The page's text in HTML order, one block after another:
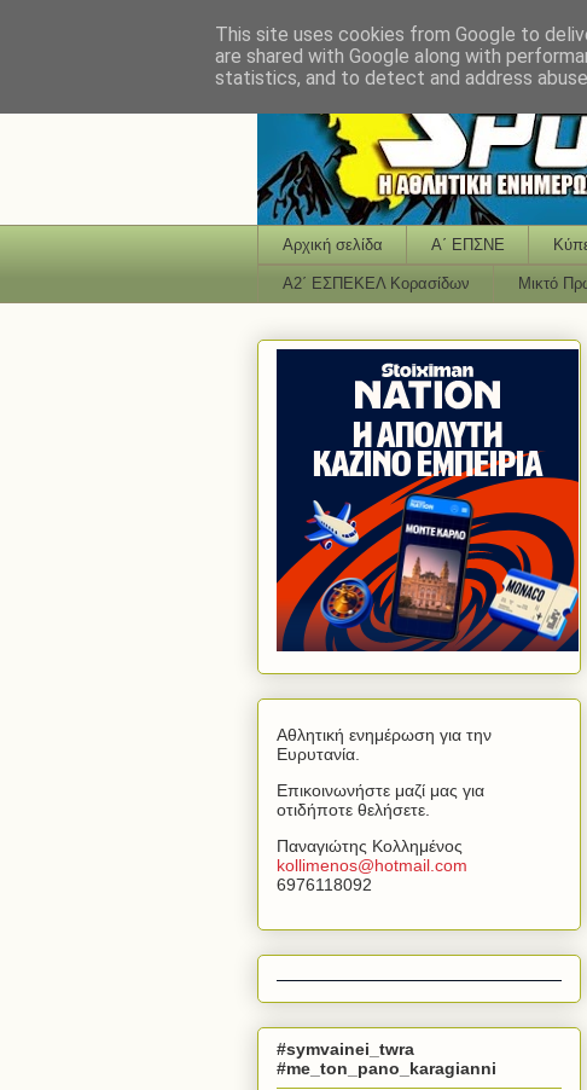
Αρχική σελίδα Α΄ ΕΠΣΝΕ
Α2΄ ΕΣΠΕΚΕΛ Κορασίδων Μικτό
Αθλητική ενημέρωση για την
Ευρυτανία.
Επικοινωνήστε μαζί μας για
οτιδήποτε θελήσετε.
Παναγιώτης Κολλημένος
kollimenos@hotmail com
6976118092
#symvainei_twra
#me_ton_pano_karagianni
This site uses cookies from Google to
are shared with Google along with
statistics, and to detect and address